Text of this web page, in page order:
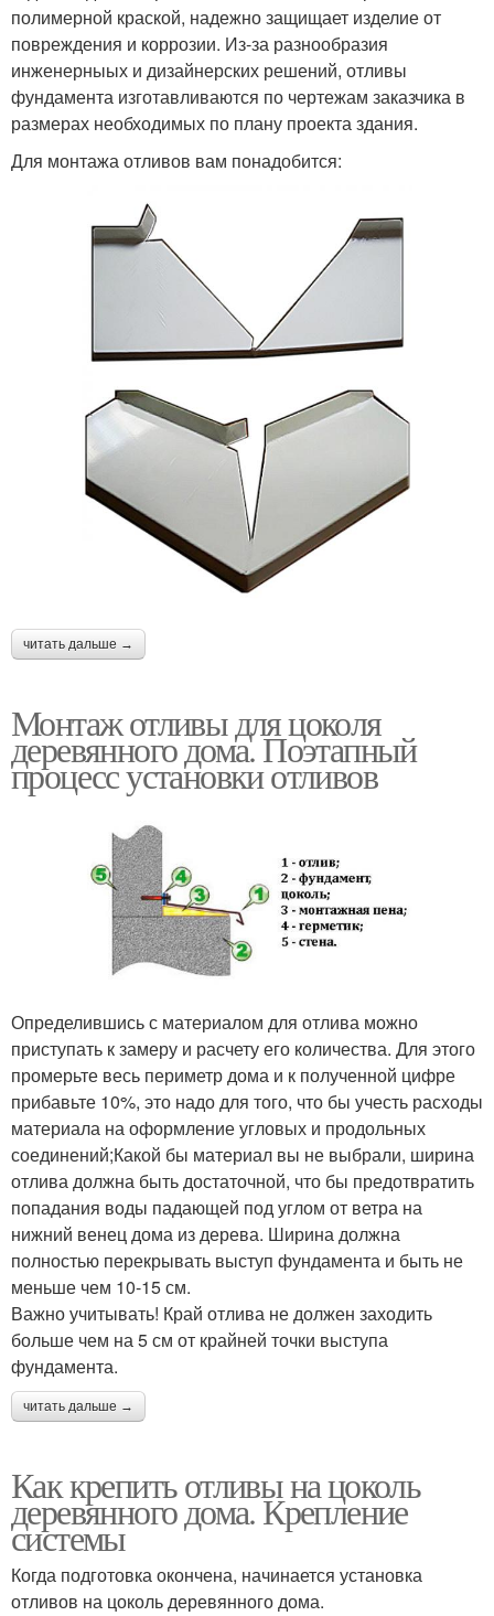
полимерной краской, надежно защищает изделие от
повреждения и коррозии. Из-за разнообразия
инженерныых и дизайнерских решений, отливы
фундамента изготавливаются по чертежам заказчика в
размерах необходимых по плану проекта здания.
Для монтажа отливов вам понадобится:
читать дальше →
Монтаж отливы для цоколя
деревянного дома. Поэтапный
процесс установки отливов
Определившись с материалом для отлива можно
приступать к замеру и расчету его количества. Для этого
промерьте весь периметр дома и к полученной цифре
прибавьте 10%, это надо для того, что бы учесть расходы
материала на оформление угловых и продольных
соединений;Какой бы материал вы не выбрали, ширина
отлива должна быть достаточной, что бы предотвратить
попадания воды падающей под углом от ветра на
нижний венец дома из дерева. Ширина должна
полностью перекрывать выступ фундамента и быть не
меньше чем 10-15 см.
Важно учитывать! Край отлива не должен заходить
больше чем на 5 см от крайней точки выступа
фундамента.
читать дальше →
Как крепить отливы на цоколь
деревянного дома. Крепление
системы
Когда подготовка окончена, начинается установка
отливов на цоколь деревянного дома.